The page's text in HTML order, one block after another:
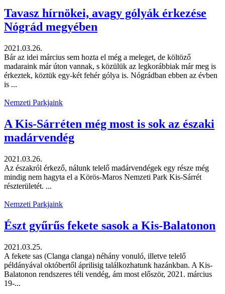
Tavasz hírnökei, avagy gólyák érkezése
Nógrád megyében
2021.03.26.
Bár az idei március sem hozta el még a meleget, de költöző
madaraink már úton vannak, s közülük az legkorábbiak már meg is
érkeztek, köztük egy-két fehér gólya is. Nógrádban ebben az évben
is ...
Nemzeti Parkjaink
A Kis-Sárréten még most is sok az északi
madárvendég
2021.03.26.
Az északról érkező, nálunk telelő madárvendégek egy része még
mindig nem hagyta el a Körös-Maros Nemzeti Park Kis-Sárrét
részterületét. ...
Nemzeti Parkjaink
Észt gyűrűs fekete sasok a Kis-Balatonon
2021.03.25.
A fekete sas (Clanga clanga) néhány vonuló, illetve telelő
példányával októbertől áprilisig találkozhatunk hazánkban. A Kis-
Balatonon rendszeres téli vendég, ám most először, 2021. március
19-...